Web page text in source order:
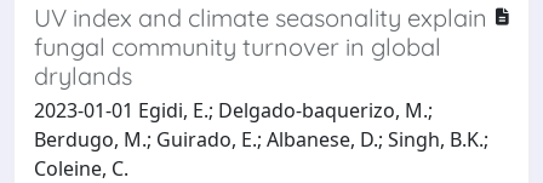
UV index and climate seasonality explain
fungal community turnover in global
drylands
2023-01-01 Egidi, E.; Delgado‐baquerizo, M.;
Berdugo, M.; Guirado, E.; Albanese, D.; Singh, B.K.;
Coleine, C.